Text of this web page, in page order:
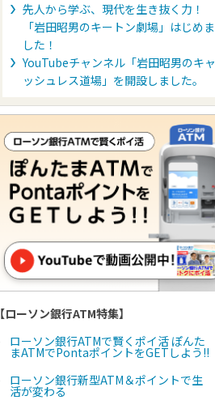
先人から学ぶ、現代を生き抜く力！
「岩田昭男のキートン劇場」はじめま
した！
YouTubeチャンネル「岩田昭男のキャ
ッシュレス道場」を開設しました。
【ローソン銀行ATM特集】
ローソン銀行ATMで賢くポイ活 ぽんた
まATMでPontaポイントをGETしよう!!
ローソン銀行新型ATM＆ポイントで生
活が変わる